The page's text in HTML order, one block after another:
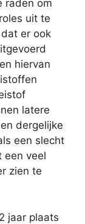
raden om
uit te
er ook
hiervan
latere
dergelijke
een slecht
een veel
zien te
jaar plaats